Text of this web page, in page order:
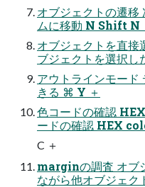
オブジェクトの遷移
ムに移動 N Shift N
オブジェクトを直接
ブジェクトを選択
アウトラインモード
きる ⌘ Y ＋
色コードの確認
ードの確認 HEX
C ＋
marginの調査 オブ
ながら他オブジェ